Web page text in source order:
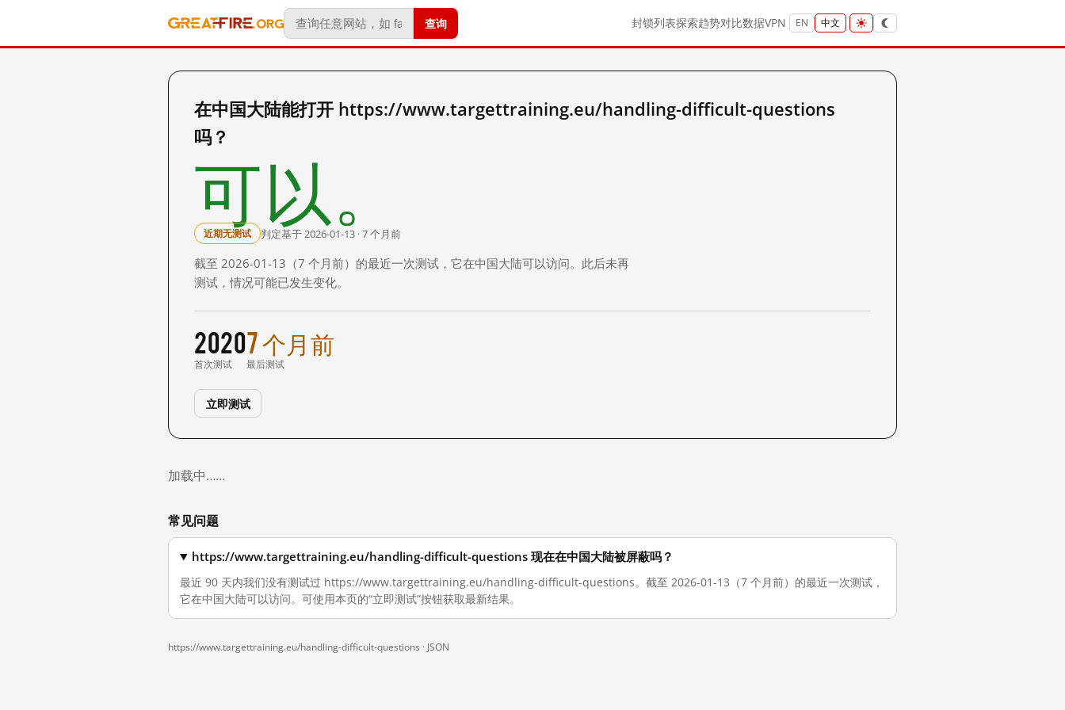
查询 封锁列表探索趋势对比数据VPN EN 中文
在中国大陆能打开 https://www.targettraining.eu/handling-difficult-questions
吗？
可以。
近期无测试 判定基于 2026-01-13 · 7 个月前
截至 2026-01-13（7 个月前）的最近一次测试，它在中国大陆可以访问。此后未再
测试，情况可能已发生变化。
2020
首次测试
7 个月前
最后测试
立即测试
加载中……
常见问题
https://www.targettraining.eu/handling-difficult-questions 现在在中国大陆被屏蔽吗？
最近 90 天内我们没有测试过 https://www.targettraining.eu/handling-difficult-questions。截至 2026-01-13（7 个月前）的最近一次测试，
它在中国大陆可以访问。可使用本页的“立即测试”按钮获取最新结果。
https://www.targettraining.eu/handling-difficult-questions · JSON